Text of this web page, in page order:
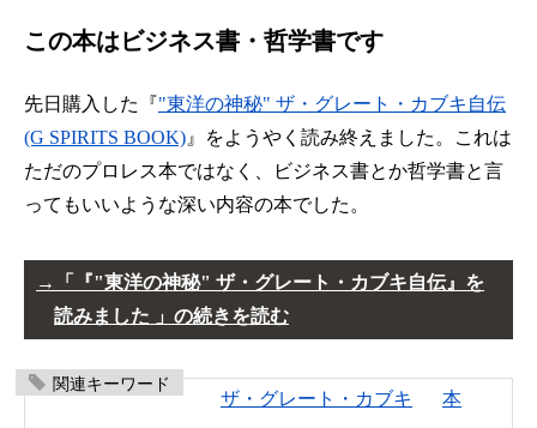
この本はビジネス書・哲学書です
先日購入した『"東洋の神秘" ザ・グレート・カブキ自伝
(G SPIRITS BOOK) 』をようやく読み終えました。これは
ただのプロレス本ではなく、ビジネス書とか哲学書と言
ってもいいような深い内容の本でした。
「『"東洋の神秘" ザ・グレート・カブキ自伝』を
読みました 」の続きを読む
関連キーワード
ザ・グレート・カブキ
本